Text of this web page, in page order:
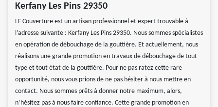
Kerfany Les Pins 29350
LF Couverture est un artisan professionnel et expert trouvable à
l’adresse suivante : Kerfany Les Pins 29350. Nous sommes spécialistes
en opération de débouchage de la gouttière. Et actuellement, nous
réalisons une grande promotion en travaux de débouchage de tout
type et tout état de la gouttière. Pour ne pas ratez cette rare
opportunité, nous vous prions de ne pas hésiter à nous mettre en
contact. Nous sommes prêts à donner notre maximum, alors,
n’hésitez pas à nous faire confiance. Cette grande promotion en